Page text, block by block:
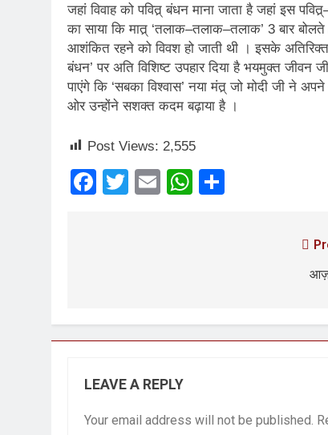
जहां विवाह को पवित्र् बंधन माना जाता है जहां इस
का साया कि मात्र् ‘तलाक–तलाक–तलाक’ 3 बार
आशंकित रहने को विवश हो जाती थी । इसके अतिरिक्त
बंधन’ पर अति विशिष्ट उपहार दिया है भयमुक्त
पाएंगे कि ‘सबका विश्वास’ नया मंत्र् जो मोदी जी ने
ओर उन्होंने सशक्त कदम बढ़ाया है ।
Post Views: 2,555
Facebook
Twitter
EmailWhatsApp
LEAVE A REPLY
Your email address will not be published.